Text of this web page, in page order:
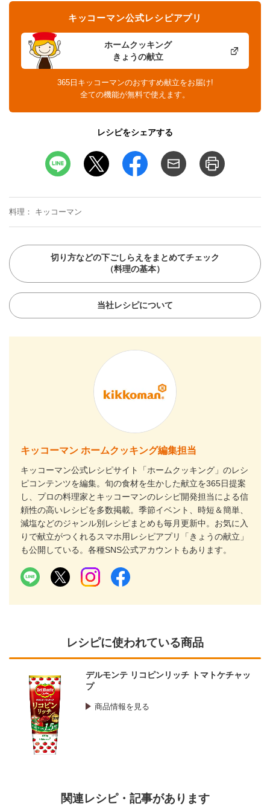
ホームクッキング
きょうの献立
キッコーマン公式レシピアプリ
365日キッコーマンのおすすめ献立をお届け!
全ての機能が無料で使えます。
レシピをシェアする
料理 キッコーマン
切り方などの下ごしらえをまとめてチェック
（料理の基本）
当社レシピについて
キッコーマン ホームクッキング編集担当
キッコーマン公式レシピサイト「ホームクッキング」のレシ
ピコンテンツを編集。旬の食材を生かした献立を365日提案
し、プロの料理家とキッコーマンのレシピ開発担当による信
頼性の高いレシピを多数掲載。季節イベント、時短＆簡単、
減塩などのジャンル別レシピまとめも毎月更新中。お気に入
りで献立がつくれるスマホ用レシピアプリ「きょうの献立」
も公開している。各種SNS公式アカウントもあります。
レシピに使われている商品
デルモンテ リコピンリッチ トマトケチャッ
プ
商品情報を見る
関連レシピ・記事があります